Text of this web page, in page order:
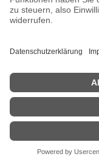
Kontakt|